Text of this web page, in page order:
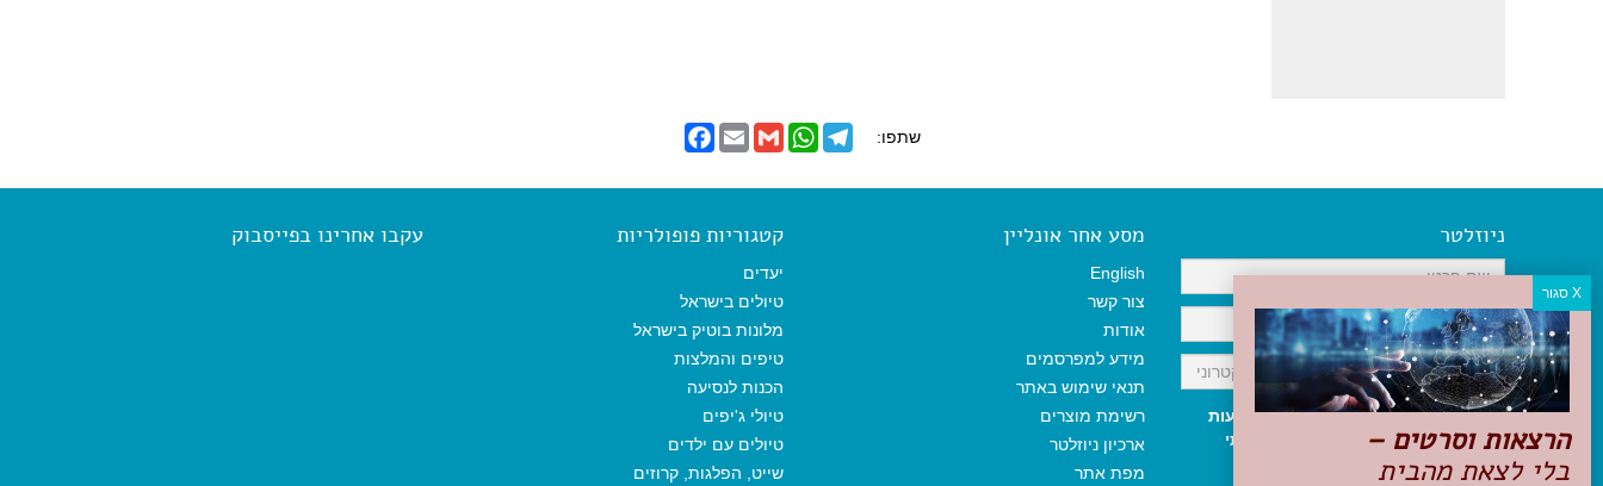
שתפו:
F
a
e
o
o
E
m
i
G
m
i
W
h
t
T
e
e
ניוזלטר
אני מאשר/ת קבלת ניוזלטר והודעות
שיווקיות, ומאשר/ת כי קראתי והסכמתי
לתקנון האתר ולמדיניות הפרטיות
מסע אחר אונליין
English
צור קשר
אודות
מידע למפרסמים
תנאי שימוש באתר
רשימת מוצרים
ארכיון ניוזלטר
מפת אתר
קטגוריות פופולריות
יעדים
טיולים בישראל
מלונות בוטיק בישראל
טיפים והמלצות
הכנות לנסיעה
טיולי ג'יפים
טיולים עם ילדים
שייט, הפלגות, קרוזים
עקבו אחרינו בפייסבוק
הרצאות וסרטים –
בלי לצאת מהבית